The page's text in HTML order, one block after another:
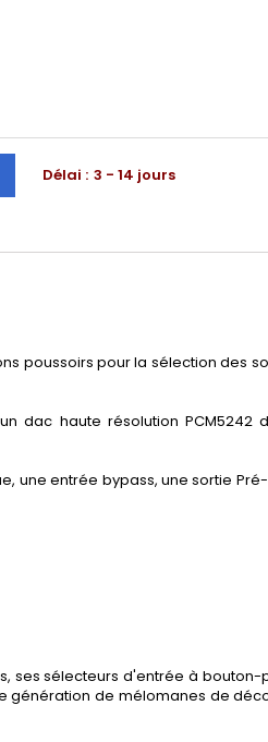
Délai : 3 - 14 jours
poussoirs pour la sélection des
dac haute résolution PCM5242
une entrée bypass, une sortie
ses sélecteurs d'entrée à bouton-
génération de mélomanes de